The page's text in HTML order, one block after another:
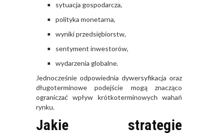
sytuacja gospodarcza,
polityka monetarna,
wyniki przedsiębiorstw,
sentyment inwestorów,
wydarzenia globalne.
Jednocześnie odpowiednia dywersyfikacja oraz
długoterminowe podejście mogą znacząco
ograniczać wpływ krótkoterminowych wahań
rynku.
Jakie strategie